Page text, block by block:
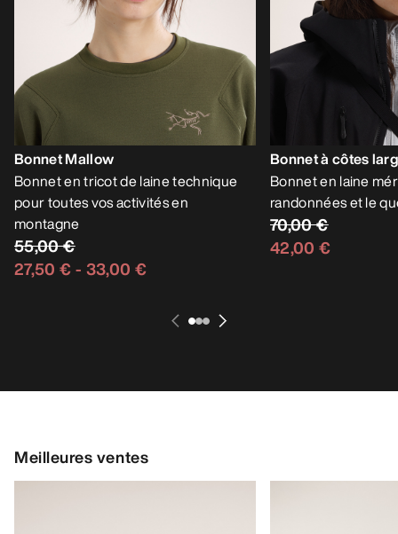
Bonnet Mallow
Bonnet en tricot de laine technique
pour toutes vos activités en
montagne
55,00 €
27,50 €- 33,00 €
Bonnet à côtes
Bonnet en laine
randonnées et le
70,00 €
42,00 €
Meilleures ventes